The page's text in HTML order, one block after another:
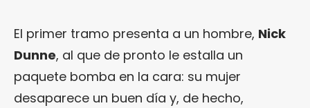
El primer tramo presenta a un hombre, Nick
Dunne, al que de pronto le estalla un
paquete bomba en la cara: su mujer
desaparece un buen día y, de hecho,